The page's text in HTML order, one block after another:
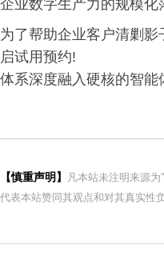
企业数字生产力的规模
为了帮助企业客户清剿
启试用预约!
体系深度融入硬核的智
【慎重声明】
凡本站未注明来源
代表本站赞同其观点和对其真实性